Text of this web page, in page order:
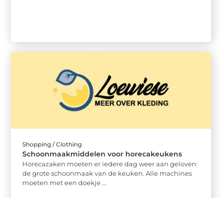
Shopping / Clothing
Schoonmaakmiddelen voor horecakeukens
Horecazaken moeten er iedere dag weer aan geloven:
de grote schoonmaak van de keuken. Alle machines
moeten met een doekje ...